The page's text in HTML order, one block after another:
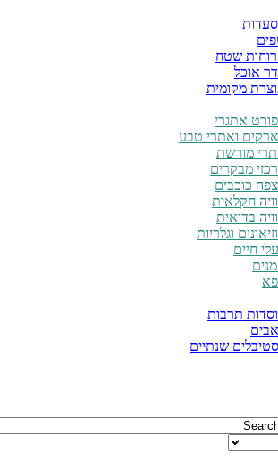
שטח
אוכל
מקומית
אתגרי
ואתרי טבע
מורשת
מבקרים
כוכבים
חקלאית
בדואית
וגלריות
חיים
תרבות
שנתיים